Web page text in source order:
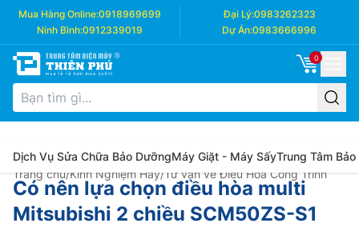
Mua Hàng Online:0918969699 Đại Lý:0983262323
Ninh Bình:0912339019 Dự Án:0983666996
0
Dịch Vụ Sửa Chữa Bảo DưỡngMáy Giặt - Máy SấyTrung Tâm Bảo
Trang chủ/Kinh Nghiệm Hay/Tư vấn về Điều Hòa Công Trình
Có nên lựa chọn điều hòa multi
Mitsubishi 2 chiều SCM50ZS-S1